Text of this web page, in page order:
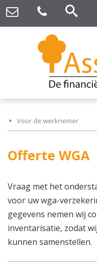
Voor de werknemer
Offerte WGA
Vraag met het
voor uw wga-
gegevens nemen wij
inventarisatie, zodat
kunnen samenstellen.